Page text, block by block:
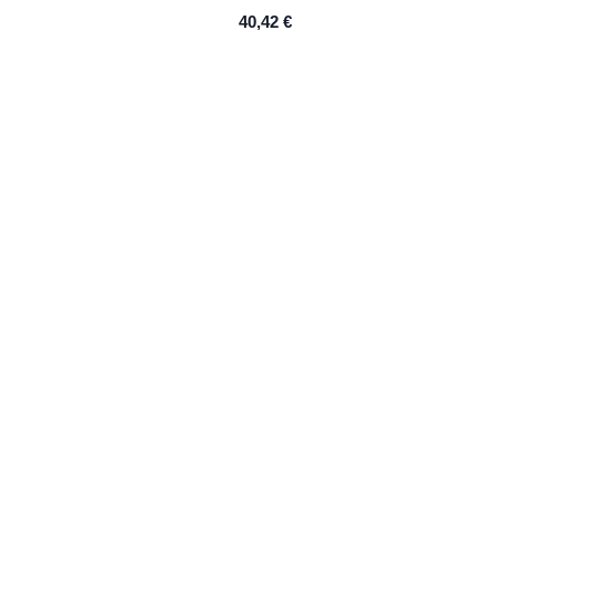
design pratique
40,42 €